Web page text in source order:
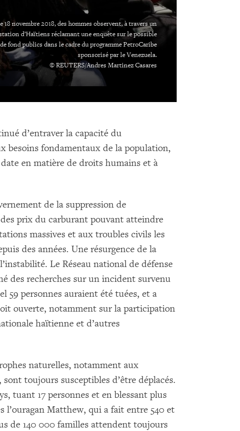
18 novembre 2018, des hommes observent, à travers un
d’Haïtiens réclamant une enquête sur le possible
fond publics dans le cadre du programme PetroCaribe
sponsorisé par le Venezuela.
© REUTERS/Andres Martinez Casares
d’entraver la capacité du
besoins fondamentaux de la population,
en matière de droits humains et à
de la suppression de
prix du carburant pouvant atteindre
massives et aux troubles civils les
des années. Une résurgence de la
Le Réseau national de défense
des recherches sur un incident survenu
59 personnes auraient été tuées, et a
ouverte, notamment sur la participation
haïtienne et d’autres
naturelles, notamment aux
toujours susceptibles d’être déplacés.
tuant 17 personnes et en blessant plus
l’ouragan Matthew, qui a fait entre 540 et
de 140 000 familles attendent toujours